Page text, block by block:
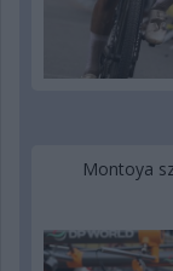
Montoya